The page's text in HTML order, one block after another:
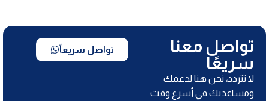
تواصل معنا
سريعًا
لا تتردد، نحن هنا لدعمك
ومساعدتك في أسرع وقت
تواصل سريعاً